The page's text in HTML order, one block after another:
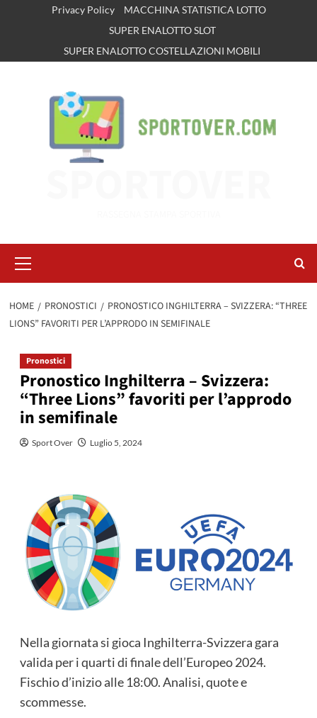
Privacy Policy
MACCHINA STATISTICA LOTTO
SUPER ENALOTTO SLOT
SUPER ENALOTTO COSTELLAZIONI MOBILI
principale
HOME PRONOSTICI
PRONOSTICO INGHILTERRA – SVIZZERA: “THREE
LIONS” FAVORITI PER L’APPRODO IN SEMIFINALE
Pronostici
Pronostico Inghilterra – Svizzera:
“Three Lions” favoriti per l’approdo
in semifinale
Sport Over Luglio 5, 2024
Nella giornata si gioca Inghilterra-Svizzera gara
valida per i quarti di finale dell’Europeo 2024.
Fischio d’inizio alle 18:00. Analisi, quote e
scommesse.